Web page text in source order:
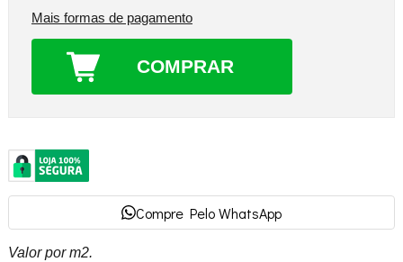
Mais formas de pagamento
COMPRAR
Compre Pelo WhatsApp
Valor por m2.